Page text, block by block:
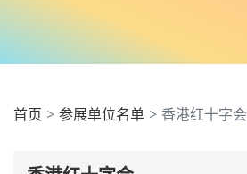
首页 参展单位名单 香港红十字会